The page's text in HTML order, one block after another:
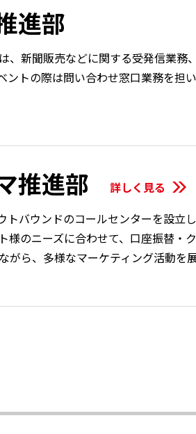
進部
、新聞販売などに関する受発信業
ントの際は問い合わせ窓口業務を担
推進部
トバウンドのコールセンターを設
様のニーズに合わせて、⼝座振替
がら、多様なマーケティング活動を